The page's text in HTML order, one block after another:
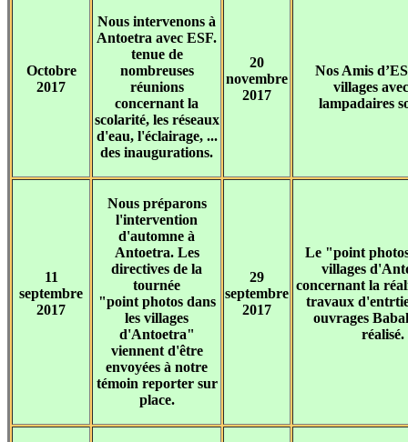
Octobre
2017
Nous intervenons à
Antoetra avec ESF.
tenue de
nombreuses
réunions
concernant la
scolarité, les réseaux
d'eau, l'éclairage, ...
des inaugurations.
20
novembre
2017
Nos Amis
villages
lampadaires
11
septembre
2017
Nous préparons
l'intervention
d'automne à
Antoetra. Les
directives de la
tournée
"point photos dans
les villages
d'Antoetra"
viennent d'être
envoyées à notre
témoin reporter sur
place.
29
septembre
2017
Le "point
villages
concernant la
travaux
ouvrages
réalisé.